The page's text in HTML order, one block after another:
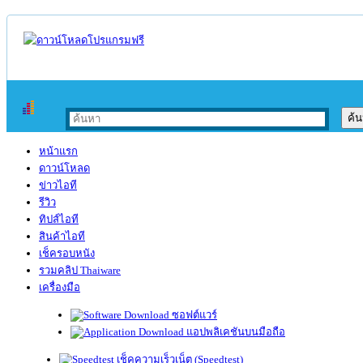
หน้าแรก
ดาวน์โหลด
ข่าวไอที
รีวิว
ทิปส์ไอที
สินค้าไอที
เช็ครอบหนัง
รวมคลิป Thaiware
เครื่องมือ
ซอฟต์แวร์
แอปพลิเคชันบนมือถือ
เช็คความเร็วเน็ต (Speedtest)